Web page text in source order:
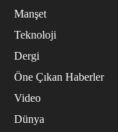
Manşet
Teknoloji
Dergi
Öne Çıkan Haberler
Video
Dünya